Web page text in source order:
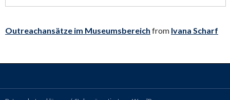
Outreachansätze im Museumsbereich from Ivana Scharf